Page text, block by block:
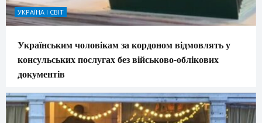
УКРАЇНА І СВІТ
Українським чоловікам за кордоном відмовлять у
консульських послугах без військово-облікових
документів